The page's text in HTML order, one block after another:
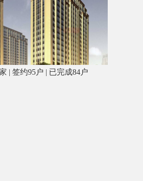
| 签约95户 | 已完成84户